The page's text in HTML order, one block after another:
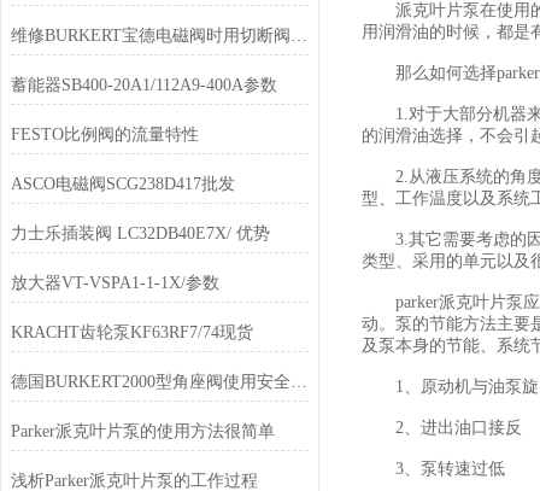
维修BURKERT宝德电磁阀时用切断阀隔离
蓄能器SB400-20A1/112A9-400A参数
FESTO比例阀的流量特性
ASCO电磁阀SCG238D417批发
力士乐插装阀 LC32DB40E7X/ 优势
放大器VT-VSPA1-1-1X/参数
KRACHT齿轮泵KF63RF7/74现货
德国BURKERT2000型角座阀使用安全讲解
Parker派克叶片泵的使用方法很简单
浅析Parker派克叶片泵的工作过程
派克叶片泵在使用的
用润滑油的时候，都是
那么如何选择parker
1.对于大部分机器来
的润滑油选择，不会引
2.从液压系统的角度
型、工作温度以及系统
3.其它需要考虑的因
类型、采用的单元以及
parker派克叶片泵应
动。泵的节能方法主要
及泵本身的节能、系统
1、原动机与油泵旋
2、进出油口接反
3、泵转速过低